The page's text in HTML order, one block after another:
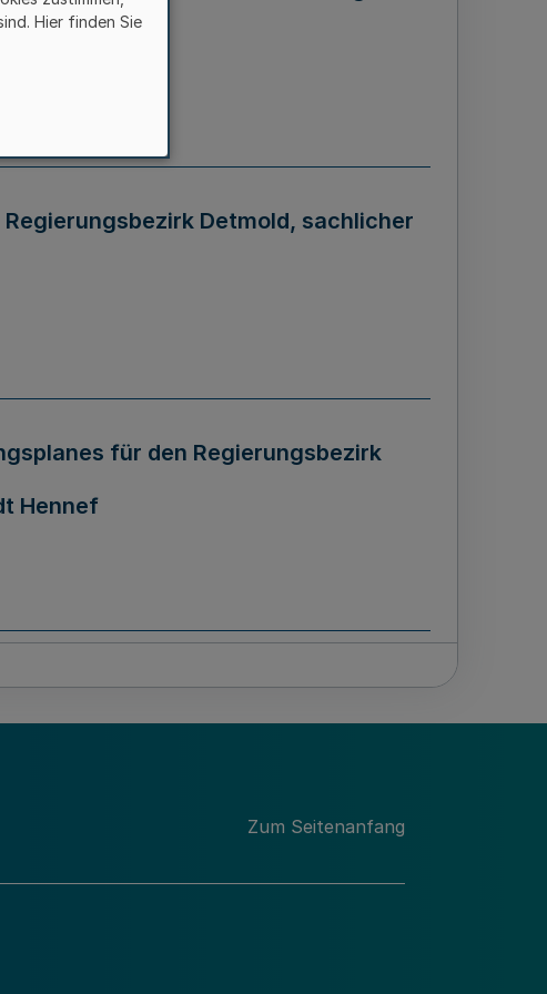
Detmold, sachlicher
für den Regierungsbezirk
Hennef
Zum Seitenanfang
Hier finden Sie